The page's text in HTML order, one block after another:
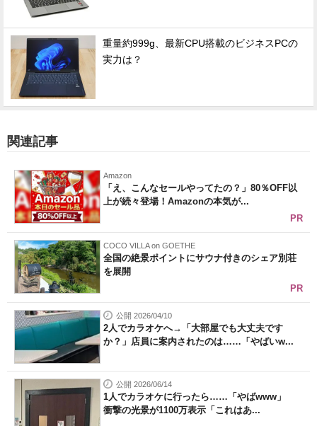
重量約999g、最新CPU搭載のビジネスPCの
実力は？
関連記事
Amazon
「え、こんなセールやってたの？」80％OFF以
上が続々登場！Amazonの本気が...
PR
COCO VILLA on GOETHE
全国の絶景ポイントにサウナ付きのシェア別荘
を展開
PR
公開 2026/04/10
2人でカラオケへ→「大部屋でも大丈夫です
か？」店員に案内されたのは……「やばいw...
公開 2026/06/14
1人でカラオケに行ったら……「やばwww」
衝撃の光景が1100万表示「これはあ...